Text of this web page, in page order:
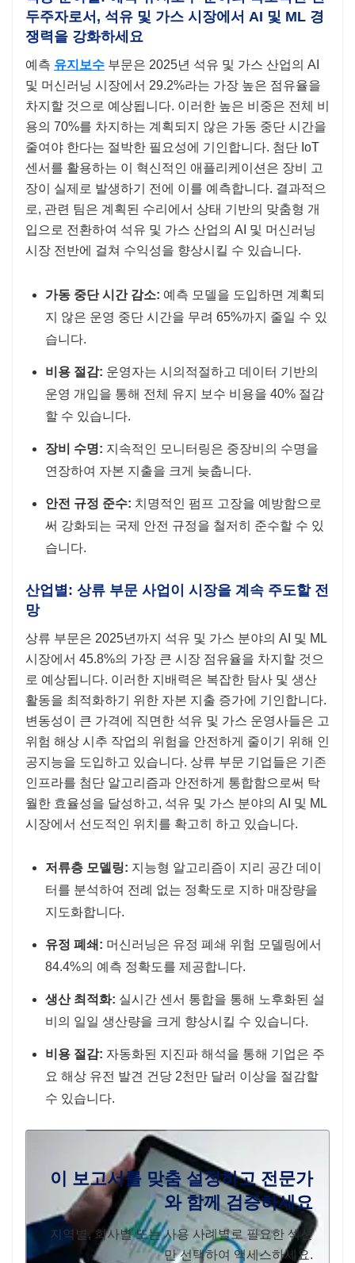
두주자로서, 석유 및 가스 시장에서 AI 및 ML 경
쟁력을 강화하세요
예측 유지보수 부문은 2025년 석유 및 가스 산업의 AI
및 머신러닝 시장에서 29.2%라는 가장 높은 점유율을
차지할 것으로 예상됩니다. 이러한 높은 비중은 전체 비
용의 70%를 차지하는 계획되지 않은 가동 중단 시간을
줄여야 한다는 절박한 필요성에 기인합니다. 첨단 IoT
센서를 활용하는 이 혁신적인 애플리케이션은 장비 고
장이 실제로 발생하기 전에 이를 예측합니다. 결과적으
로, 관련 팀은 계획된 수리에서 상태 기반의 맞춤형 개
입으로 전환하여 석유 및 가스 산업의 AI 및 머신러닝
시장 전반에 걸쳐 수익성을 향상시킬 수 있습니다.
가동 중단 시간 감소: 예측 모델을 도입하면 계획되
지 않은 운영 중단 시간을 무려 65%까지 줄일 수 있
습니다.
비용 절감: 운영자는 시의적절하고 데이터 기반의
운영 개입을 통해 전체 유지 보수 비용을 40% 절감
할 수 있습니다.
장비 수명: 지속적인 모니터링은 중장비의 수명을
연장하여 자본 지출을 크게 늦춥니다.
안전 규정 준수: 치명적인 펌프 고장을 예방함으로
써 강화되는 국제 안전 규정을 철저히 준수할 수 있
습니다.
산업별: 상류 부문 사업이 시장을 계속 주도할 전
망
상류 부문은 2025년까지 석유 및 가스 분야의 AI 및 ML
시장에서 45.8%의 가장 큰 시장 점유율을 차지할 것으
로 예상됩니다. 이러한 지배력은 복잡한 탐사 및 생산
활동을 최적화하기 위한 자본 지출 증가에 기인합니다.
변동성이 큰 가격에 직면한 석유 및 가스 운영사들은 고
위험 해상 시추 작업의 위험을 안전하게 줄이기 위해 인
공지능을 도입하고 있습니다. 상류 부문 기업들은 기존
인프라를 첨단 알고리즘과 안전하게 통합함으로써 탁
월한 효율성을 달성하고, 석유 및 가스 분야의 AI 및 ML
시장에서 선도적인 위치를 확고히 하고 있습니다.
저류층 모델링: 지능형 알고리즘이 지리 공간 데이
터를 분석하여 전례 없는 정확도로 지하 매장량을
지도화합니다.
유정 폐쇄: 머신러닝은 유정 폐쇄 위험 모델링에서
84.4%의 예측 정확도를 제공합니다.
생산 최적화: 실시간 센서 통합을 통해 노후화된 설
비의 일일 생산량을 크게 향상시킬 수 있습니다.
비용 절감: 자동화된 지진파 해석을 통해 기업은 주
요 해상 유전 발견 건당 2천만 달러 이상을 절감할
수 있습니다.
이 보고서를 맞춤 설정하고 전문가
와 함께 검증하세요
지역별, 회사별 또는 사용 사례별로 필요한 섹션
만 선택하여 액세스하세요.